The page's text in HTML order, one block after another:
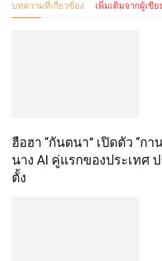
บทความที่เกี่ยวข้อง เพิ่มเติมจากผู้เขีย
ฮือฮา “กันตนา” เปิดตัว “กา
นาง AI คู่แรกของประเทศ
ตั้ง